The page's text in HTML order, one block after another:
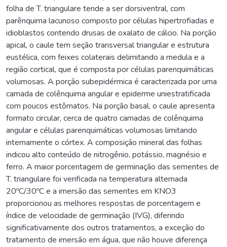
folha de T. triangulare tende a ser dorsiventral, com
parênquima lacunoso composto por células hipertrofiadas e
idioblastos contendo drusas de oxalato de cálcio. Na porção
apical, o caule tem seção transversal triangular e estrutura
eustélica, com feixes colaterais delimitando a medula e a
região cortical, que é composta por células parenquimáticas
volumosas. A porção subepidérmica é caracterizada por uma
camada de colênquima angular e epiderme uniestratificada
com poucos estômatos. Na porção basal, o caule apresenta
formato circular, cerca de quatro camadas de colênquima
angular e células parenquimáticas volumosas limitando
internamente o córtex. A composição mineral das folhas
indicou alto conteúdo de nitrogênio, potássio, magnésio e
ferro. A maior porcentagem de germinação das sementes de
T. triangulare foi verificada na temperatura alternada
20ºC/30ºC e a imersão das sementes em KNO3
proporcionou as melhores respostas de porcentagem e
índice de velocidade de germinação (IVG), diferindo
significativamente dos outros tratamentos, a exceção do
tratamento de imersão em água, que não houve diferença